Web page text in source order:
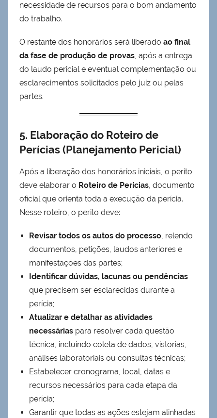
necessidade de recursos para o bom andamento
do trabalho.
O restante dos honorários será liberado ao final
da fase de produção de provas, após a entrega
do laudo pericial e eventual complementação ou
esclarecimentos solicitados pelo juiz ou pelas
partes.
5. Elaboração do Roteiro de
Perícias (Planejamento Pericial)
Após a liberação dos honorários iniciais, o perito
deve elaborar o Roteiro de Perícias, documento
oficial que orienta toda a execução da perícia.
Nesse roteiro, o perito deve:
Revisar todos os autos do processo, relendo
documentos, petições, laudos anteriores e
manifestações das partes;
Identificar dúvidas, lacunas ou pendências
que precisem ser esclarecidas durante a
perícia;
Atualizar e detalhar as atividades
necessárias para resolver cada questão
técnica, incluindo coleta de dados, vistorias,
análises laboratoriais ou consultas técnicas;
Estabelecer cronograma, local, datas e
recursos necessários para cada etapa da
perícia;
Garantir que todas as ações estejam alinhadas